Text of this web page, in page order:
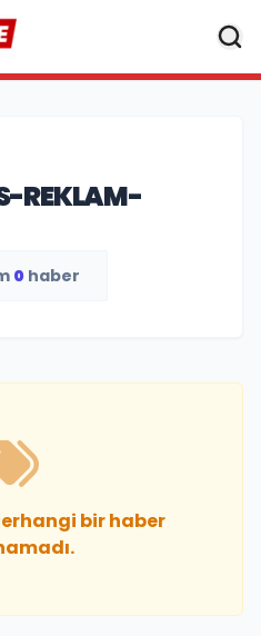
REKLAM-
0 haber
bir haber